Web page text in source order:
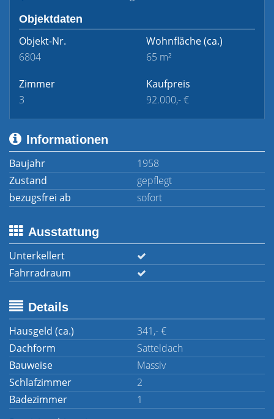
Objektdaten
Objekt-Nr.
6804
Wohnfläche(ca.)
65 m²
Zimmer
3
Kaufpreis
92.000,- €
Informationen
Baujahr
1958
Zustand
gepflegt
bezugsfrei ab
sofort
Ausstattung
Unterkellert
Fahrradraum
Details
Hausgeld (ca.)
341,- €
Dachform
Satteldach
Bauweise
Massiv
Schlafzimmer
2
Badezimmer
1